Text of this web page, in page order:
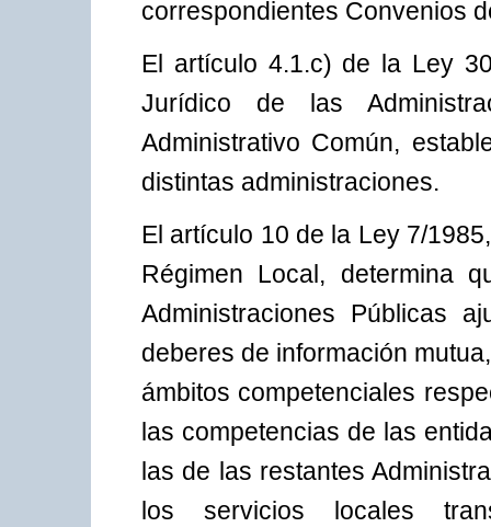
correspondientes Convenios
El artículo 4.1.c) de la Ley
Jurídico de las
Administrativo Común,
distintas administraciones.
El artículo 10 de la Ley 7/
Régimen Local, determina
Administraciones Públicas
deberes de información
ámbitos competenciales
las competencias de las
las de las restantes
los servicios locales